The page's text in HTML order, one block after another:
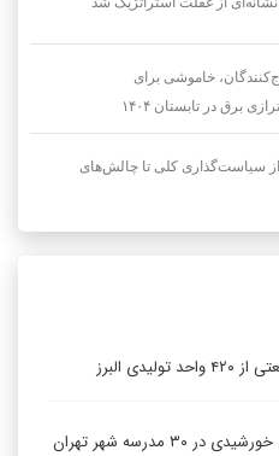
خاموشی برای
برق در تابستان ۱۴۰۴
از سیاست‌گذاری کلی تا چالش‌های
البرز
۳۰ مدرسه شهر تهران